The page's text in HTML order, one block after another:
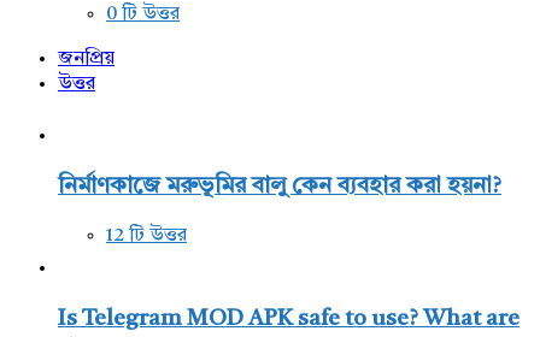
0 টি উত্তর
জনপ্রিয়
উত্তর
নির্মাণকাজে মরুভূমির বালু কেন ব্যবহার করা হয়না?
12 টি উত্তর
Is Telegram MOD APK safe to use? What are